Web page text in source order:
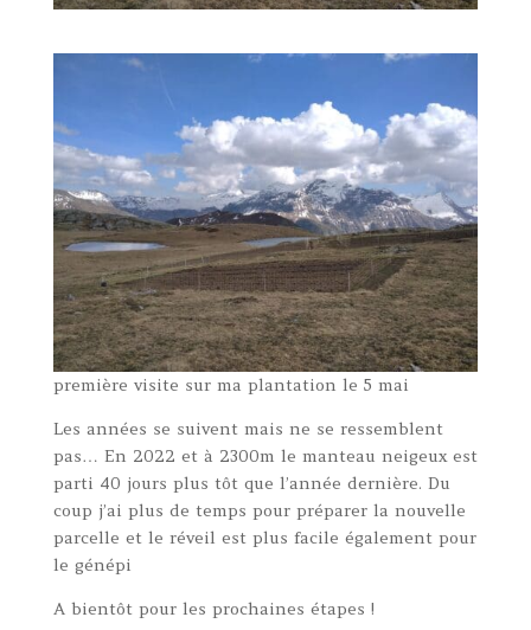
première visite sur ma plantation le 5 mai
Les années se suivent mais ne se ressemblent
pas… En 2022 et à 2300m le manteau neigeux est
parti 40 jours plus tôt que l’année dernière. Du
coup j’ai plus de temps pour préparer la nouvelle
parcelle et le réveil est plus facile également pour
le génépi
A bientôt pour les prochaines étapes !